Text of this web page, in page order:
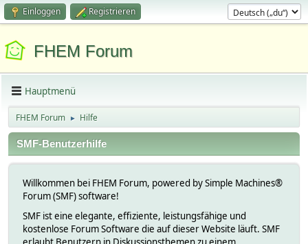
Einloggen Registrieren
FHEM Forum
Hauptmenü
FHEM Forum ► Hilfe
SMF-Benutzerhilfe
Willkommen bei FHEM Forum, powered by Simple Machines®
Forum (SMF) software!
SMF ist eine elegante, effiziente, leistungsfähige und
kostenlose Forum Software die auf dieser Website läuft. SMF